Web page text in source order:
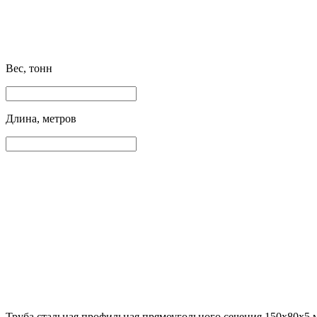
Вес, тонн
Длина, метров